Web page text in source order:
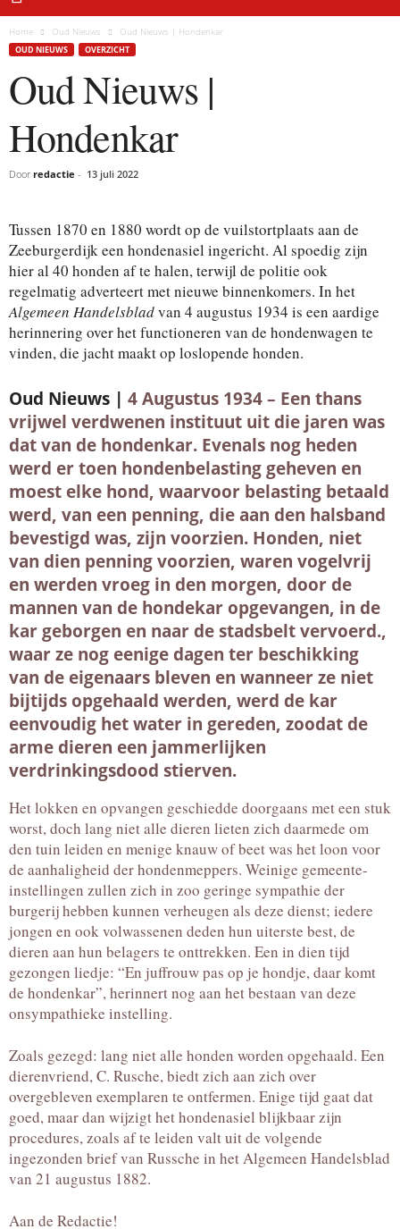
Home Oud Nieuws Oud Nieuws | Hondenkar
OUD NIEUWS OVERZICHT
Oud Nieuws |
Hondenkar
Door redactie - 13 juli 2022
Tussen 1870 en 1880 wordt op de vuilstortplaats aan de
Zeeburgerdijk een hondenasiel ingericht. Al spoedig zijn
hier al 40 honden af te halen, terwijl de politie ook
regelmatig adverteert met nieuwe binnenkomers. In het
Algemeen Handelsbladvan 4 augustus 1934 is een aardige
herinnering over het functioneren van de hondenwagen te
vinden, die jacht maakt op loslopende honden.
Oud Nieuws | 4 Augustus 1934 – Een thans
vrijwel verdwenen instituut uit die jaren was
dat van de hondenkar. Evenals nog heden
werd er toen hondenbelasting geheven en
moest elke hond, waarvoor belasting betaald
werd, van een penning, die aan den halsband
bevestigd was, zijn voorzien. Honden, niet
van dien penning voorzien, waren vogelvrij
en werden vroeg in den morgen, door de
mannen van de hondekar opgevangen, in de
kar geborgen en naar de stadsbelt vervoerd.,
waar ze nog eenige dagen ter beschikking
van de eigenaars bleven en wanneer ze niet
bijtijds opgehaald werden, werd de kar
eenvoudig het water in gereden, zoodat de
arme dieren een jammerlijken
verdrinkingsdood stierven.
Het lokken en opvangen geschiedde doorgaans met een stuk
worst, doch lang niet alle dieren lieten zich daarmede om
den tuin leiden en menige knauw of beet was het loon voor
de aanhaligheid der hondenmeppers. Weinige gemeente-
instellingen zullen zich in zoo geringe sympathie der
burgerij hebben kunnen verheugen als deze dienst; iedere
jongen en ook volwassenen deden hun uiterste best, de
dieren aan hun belagers te onttrekken. Een in dien tijd
gezongen liedje: “En juffrouw pas op je hondje, daar komt
de hondenkar”, herinnert nog aan het bestaan van deze
onsympathieke instelling.
Zoals gezegd: lang niet alle honden worden opgehaald. Een
dierenvriend, C. Rusche, biedt zich aan zich over
overgebleven exemplaren te ontfermen. Enige tijd gaat dat
goed, maar dan wijzigt het hondenasiel blijkbaar zijn
procedures, zoals af te leiden valt uit de volgende
ingezonden brief van Russche in het Algemeen Handelsblad
van 21 augustus 1882.
Aan de Redactie!